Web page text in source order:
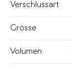
Verschlussart
Grösse
Volumen